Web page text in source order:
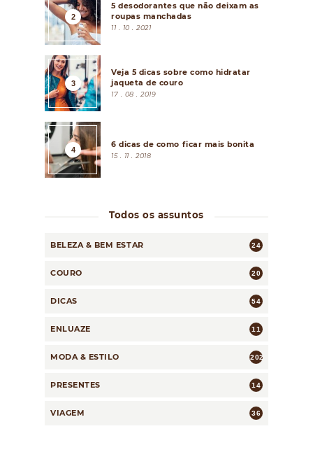
5 desodorantes que não deixam as
roupas manchadas
11 . 10 . 2021
Veja 5 dicas sobre como hidratar
jaqueta de couro
17 . 08 . 2019
6 dicas de como ficar mais bonita
15 . 11 . 2018
Todos os assuntos
BELEZA & BEM ESTAR 24
COURO 20
DICAS 54
ENLUAZE 11
MODA & ESTILO 202
PRESENTES 14
VIAGEM 36